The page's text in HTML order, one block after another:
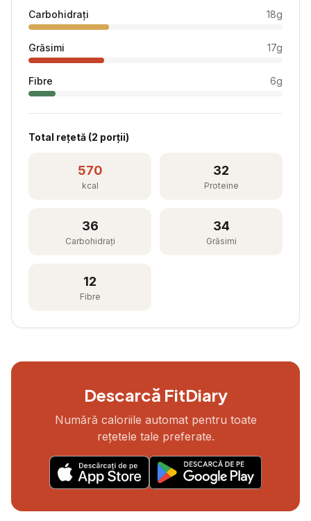
Carbohidrați 18g
Grăsimi 17g
Fibre 6g
Total rețetă (2 porții)
570
kcal
32
Proteine
36
Carbohidrați
34
Grăsimi
12
Fibre
Descarcă FitDiary
Numără caloriile automat pentru toate
rețetele tale preferate.